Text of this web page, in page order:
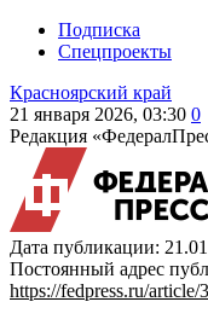
Подписка
Спецпроекты
Красноярский край
21 января 2026, 03:30 0
Редакция
Дата публикации:
Постоянный адрес
https://fedpress.ru/article/